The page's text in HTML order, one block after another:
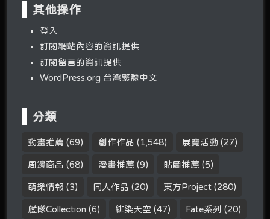
其他操作
登入
訂閱網站內容的資訊提供
訂閱留言的資訊提供
WordPress.org 台灣繁體中文
分類
動畫推薦 (69) 創作作品 (1,548) 展覽活動 (27)
周邊商品 (68) 漫畫推薦 (9) 貼圖推薦 (5)
萌樂情報 (3) 同人作品 (20) 東方Project (280)
艦隊Collection (6) 緋染天空 (47) Fate系列 (20)